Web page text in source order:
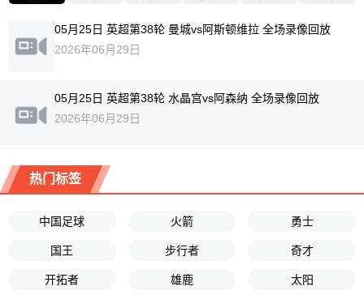
05月25日 英超第38轮 曼城vs阿斯顿维拉 全场录像回放
2026年06月29日
05月25日 英超第38轮 水晶宫vs阿森纳 全场录像回放
2026年06月29日
热门标签
中国足球 火箭 勇士
国王 步行者 奇才
开拓者 雄鹿 太阳